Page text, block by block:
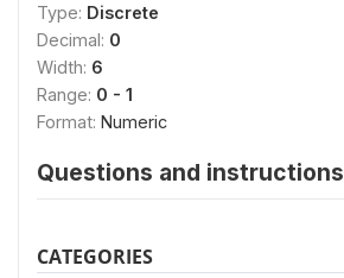
Type: Discrete
Decimal: 0
Width: 6
Range: 0 - 1
Format: Numeric
Questions and instructions
CATEGORIES